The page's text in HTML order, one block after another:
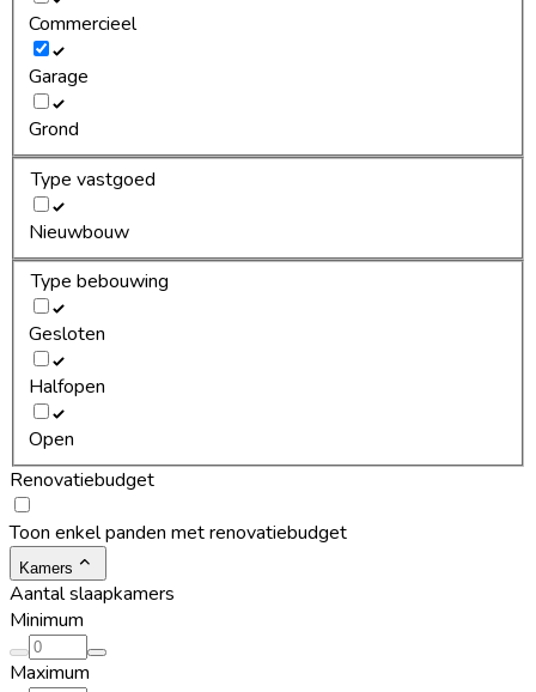
Commercieel
Garage
Grond
Type vastgoed
Nieuwbouw
Type bebouwing
Gesloten
Halfopen
Open
Renovatiebudget
Toon enkel panden met renovatiebudget
Kamers
Aantal slaapkamers
Minimum
Maximum